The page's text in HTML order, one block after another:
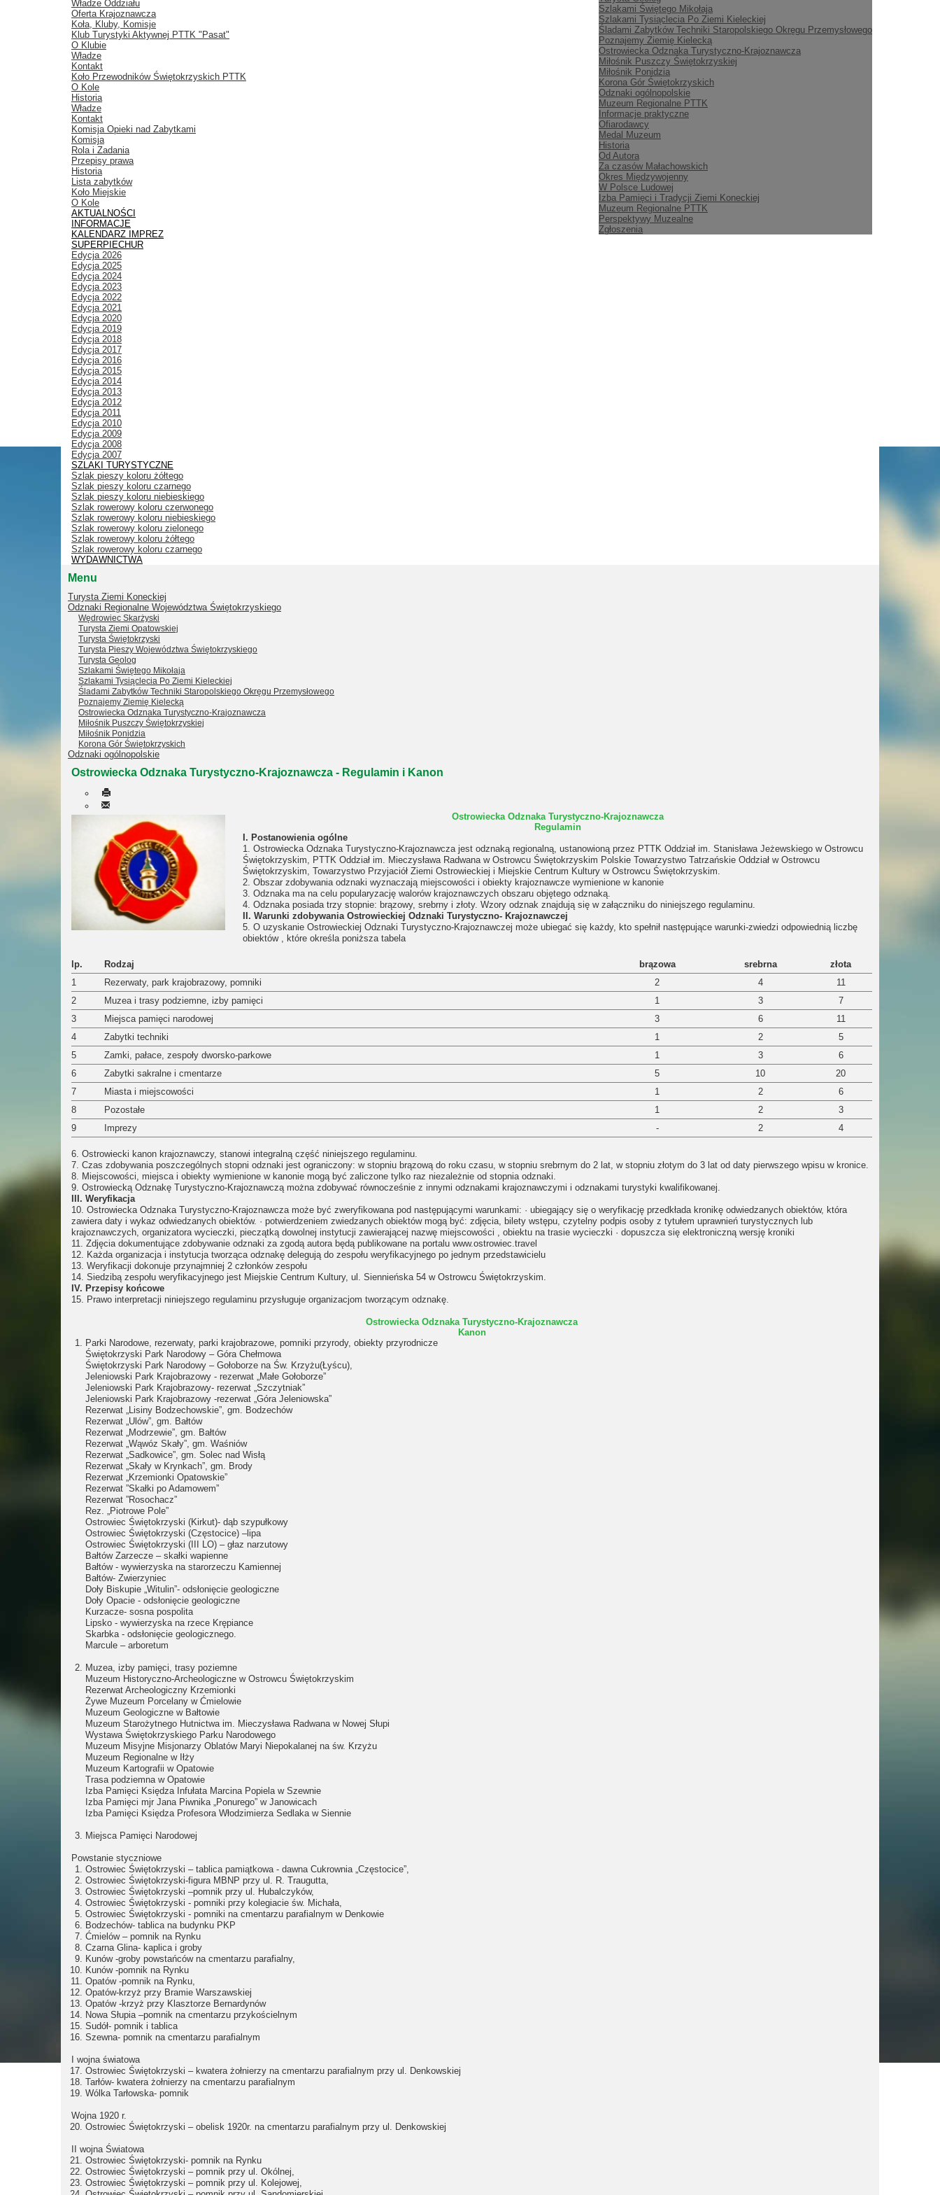
Szlakami Świętego Mikołaja
Szlakami Tysiąclecia Po Ziemi Kieleckiej
Śladami Zabytków Techniki Staropolskiego Okręgu Przemysłowego
Poznajemy Ziemię Kielecką
Ostrowiecka Odznaka Turystyczno-Krajoznawcza
Miłośnik Puszczy Świętokrzyskiej
Miłośnik Ponidzia
Korona Gór Świętokrzyskich
Odznaki ogólnopolskie
Muzeum Regionalne PTTK
Informacje praktyczne
Ofiarodawcy
Medal Muzeum
Historia
Od Autora
Za czasów Małachowskich
Okres Międzywojenny
W Polsce Ludowej
Izba Pamięci i Tradycji Ziemi Koneckiej
Muzeum Regionalne PTTK
Perspektywy Muzealne
Zgłoszenia
Władze Oddziału
Oferta Krajoznawcza
Koła, Kluby, Komisje
Klub Turystyki Aktywnej PTTK "Pasat"
O Klubie
Władze
Kontakt
Koło Przewodników Świętokrzyskich PTTK
O Kole
Historia
Władze
Kontakt
Komisja Opieki nad Zabytkami
Komisja
Rola i Zadania
Przepisy prawa
Historia
Lista zabytków
Koło Miejskie
O Kole
AKTUALNOŚCI
INFORMACJE
KALENDARZ IMPREZ
SUPERPIECHUR
Edycja 2026
Edycja 2025
Edycja 2024
Edycja 2023
Edycja 2022
Edycja 2021
Edycja 2020
Edycja 2019
Edycja 2018
Edycja 2017
Edycja 2016
Edycja 2015
Edycja 2014
Edycja 2013
Edycja 2012
Edycja 2011
Edycja 2010
Edycja 2009
Edycja 2008
Edycja 2007
SZLAKI TURYSTYCZNE
Szlak pieszy koloru żółtego
Szlak pieszy koloru czarnego
Szlak pieszy koloru niebieskiego
Szlak rowerowy koloru czerwonego
Szlak rowerowy koloru niebieskiego
Szlak rowerowy koloru zielonego
Szlak rowerowy koloru żółtego
Szlak rowerowy koloru czarnego
WYDAWNICTWA
Menu
Turysta Ziemi Koneckiej
Odznaki Regionalne Województwa Świętokrzyskiego
Wędrowiec Skarżyski
Turysta Ziemi Opatowskiej
Turysta Świętokrzyski
Turysta Pieszy Województwa Świętokrzyskiego
Turysta Geolog
Szlakami Świętego Mikołaja
Szlakami Tysiąclecia Po Ziemi Kieleckiej
Śladami Zabytków Techniki Staropolskiego Okręgu Przemysłowego
Poznajemy Ziemię Kielecką
Ostrowiecka Odznaka Turystyczno-Krajoznawcza
Miłośnik Puszczy Świętokrzyskiej
Miłośnik Ponidzia
Korona Gór Świętokrzyskich
Odznaki ogólnopolskie
Ostrowiecka Odznaka Turystyczno-Krajoznawcza - Regulamin i Kanon
Ostrowiecka Odznaka Turystyczno-Krajoznawcza
Regulamin
I. Postanowienia ogólne
1. Ostrowiecka Odznaka Turystyczno-Krajoznawcza jest odznaką regionalną, ustanowioną przez PTTK Oddział im. Stanisława Jeżewskiego w Ostrowcu
Świętokrzyskim, PTTK Oddział im. Mieczysława Radwana w Ostrowcu Świętokrzyskim Polskie Towarzystwo Tatrzańskie Oddział w Ostrowcu
Świętokrzyskim, Towarzystwo Przyjaciół Ziemi Ostrowieckiej i Miejskie Centrum Kultury w Ostrowcu Świętokrzyskim.
2. Obszar zdobywania odznaki wyznaczają miejscowości i obiekty krajoznawcze wymienione w kanonie
3. Odznaka ma na celu popularyzację walorów krajoznawczych obszaru objętego odznaką.
4. Odznaka posiada trzy stopnie: brązowy, srebrny i złoty. Wzory odznak znajdują się w załączniku do niniejszego regulaminu.
II. Warunki zdobywania Ostrowieckiej Odznaki Turystyczno- Krajoznawczej
5. O uzyskanie Ostrowieckiej Odznaki Turystyczno-Krajoznawczej może ubiegać się każdy, kto spełnił następujące warunki-zwiedzi odpowiednią liczbę
obiektów , które określa poniższa tabela
lp. Rodzaj brązowa srebrna
złota
1
Rezerwaty, park krajobrazowy, pomniki 2 4
11
2
Muzea i trasy podziemne, izby pamięci 1 3
7
3
Miejsca pamięci narodowej 3 6
11
4
Zabytki techniki 1 2
5
5
Zamki, pałace, zespoły dworsko-parkowe 1 3
6
6
Zabytki sakralne i cmentarze 5 10
20
7
Miasta i miejscowości 1 2
6
8
Pozostałe 1 2
3
9
Imprezy - 2 4
6. Ostrowiecki kanon krajoznawczy, stanowi integralną część niniejszego regulaminu.
7. Czas zdobywania poszczególnych stopni odznaki jest ograniczony: w stopniu brązową do roku czasu, w stopniu srebrnym do 2 lat, w stopniu złotym do 3 lat od daty pierwszego wpisu w kronice.
8. Miejscowości, miejsca i obiekty wymienione w kanonie mogą być zaliczone tylko raz niezależnie od stopnia odznaki.
9. Ostrowiecką Odznakę Turystyczno-Krajoznawczą można zdobywać równocześnie z innymi odznakami krajoznawczymi i odznakami turystyki kwalifikowanej.
III. Weryfikacja
10. Ostrowiecka Odznaka Turystyczno-Krajoznawcza może być zweryfikowana pod następującymi warunkami: · ubiegający się o weryfikację przedkłada kronikę odwiedzanych obiektów, która
zawiera daty i wykaz odwiedzanych obiektów. · potwierdzeniem zwiedzanych obiektów mogą być: zdjęcia, bilety wstępu, czytelny podpis osoby z tytułem uprawnień turystycznych lub
krajoznawczych, organizatora wycieczki, pieczątką dowolnej instytucji zawierającej nazwę miejscowości , obiektu na trasie wycieczki · dopuszcza się elektroniczną wersję kroniki
11. Zdjęcia dokumentujące zdobywanie odznaki za zgodą autora będą publikowane na portalu www.ostrowiec.travel
12. Każda organizacja i instytucja tworząca odznakę delegują do zespołu weryfikacyjnego po jednym przedstawicielu
13. Weryfikacji dokonuje przynajmniej 2 członków zespołu
14. Siedzibą zespołu weryfikacyjnego jest Miejskie Centrum Kultury, ul. Siennieńska 54 w Ostrowcu Świętokrzyskim.
IV. Przepisy końcowe
15. Prawo interpretacji niniejszego regulaminu przysługuje organizacjom tworzącym odznakę.
Ostrowiecka Odznaka Turystyczno-Krajoznawcza
Kanon
Parki Narodowe, rezerwaty, parki krajobrazowe, pomniki przyrody, obiekty przyrodnicze
Świętokrzyski Park Narodowy – Góra Chełmowa
Świętokrzyski Park Narodowy – Gołoborze na Św. Krzyżu(Łyścu),
Jeleniowski Park Krajobrazowy - rezerwat „Małe Gołoborze”
Jeleniowski Park Krajobrazowy- rezerwat „Szczytniak”
Jeleniowski Park Krajobrazowy -rezerwat „Góra Jeleniowska”
Rezerwat „Lisiny Bodzechowskie”, gm. Bodzechów
Rezerwat „Ulów”, gm. Bałtów
Rezerwat „Modrzewie”, gm. Bałtów
Rezerwat „Wąwóz Skały”, gm. Waśniów
Rezerwat „Sadkowice”, gm. Solec nad Wisłą
Rezerwat „Skały w Krynkach”, gm. Brody
Rezerwat „Krzemionki Opatowskie”
Rezerwat ”Skałki po Adamowem”
Rezerwat ”Rosochacz”
Rez. „Piotrowe Pole”
Ostrowiec Świętokrzyski (Kirkut)- dąb szypułkowy
Ostrowiec Świętokrzyski (Częstocice) –lipa
Ostrowiec Świętokrzyski (III LO) – głaz narzutowy
Bałtów Zarzecze – skałki wapienne
Bałtów - wywierzyska na starorzeczu Kamiennej
Bałtów- Zwierzyniec
Doły Biskupie „Witulin”- odsłonięcie geologiczne
Doły Opacie - odsłonięcie geologiczne
Kurzacze- sosna pospolita
Lipsko - wywierzyska na rzece Krępiance
Skarbka - odsłonięcie geologicznego.
Marcule – arboretum
Muzea, izby pamięci, trasy poziemne
Muzeum Historyczno-Archeologiczne w Ostrowcu Świętokrzyskim
Rezerwat Archeologiczny Krzemionki
Żywe Muzeum Porcelany w Ćmielowie
Muzeum Geologiczne w Bałtowie
Muzeum Starożytnego Hutnictwa im. Mieczysława Radwana w Nowej Słupi
Wystawa Świętokrzyskiego Parku Narodowego
Muzeum Misyjne Misjonarzy Oblatów Maryi Niepokalanej na św. Krzyżu
Muzeum Regionalne w Iłży
Muzeum Kartografii w Opatowie
Trasa podziemna w Opatowie
Izba Pamięci Księdza Infułata Marcina Popiela w Szewnie
Izba Pamięci mjr Jana Piwnika „Ponurego” w Janowicach
Izba Pamięci Księdza Profesora Włodzimierza Sedlaka w Siennie
Miejsca Pamięci Narodowej
Powstanie styczniowe
Ostrowiec Świętokrzyski – tablica pamiątkowa - dawna Cukrownia „Częstocice”,
Ostrowiec Świętokrzyski-figura MBNP przy ul. R. Traugutta,
Ostrowiec Świętokrzyski –pomnik przy ul. Hubalczyków,
Ostrowiec Świętokrzyski - pomniki przy kolegiacie św. Michała,
Ostrowiec Świętokrzyski - pomniki na cmentarzu parafialnym w Denkowie
Bodzechów- tablica na budynku PKP
Ćmielów – pomnik na Rynku
Czarna Glina- kaplica i groby
Kunów -groby powstańców na cmentarzu parafialny,
Kunów -pomnik na Rynku
Opatów -pomnik na Rynku,
Opatów-krzyż przy Bramie Warszawskiej
Opatów -krzyż przy Klasztorze Bernardynów
Nowa Słupia –pomnik na cmentarzu przykościelnym
Sudół- pomnik i tablica
Szewna- pomnik na cmentarzu parafialnym
I wojna światowa
Ostrowiec Świętokrzyski – kwatera żołnierzy na cmentarzu parafialnym przy ul. Denkowskiej
Tarłów- kwatera żołnierzy na cmentarzu parafialnym
Wólka Tarłowska- pomnik
Wojna 1920 r.
Ostrowiec Świętokrzyski – obelisk 1920r. na cmentarzu parafialnym przy ul. Denkowskiej
II wojna Światowa
Ostrowiec Świętokrzyski- pomnik na Rynku
Ostrowiec Świętokrzyski – pomnik przy ul. Okólnej,
Ostrowiec Świętokrzyski – pomnik przy ul. Kolejowej,